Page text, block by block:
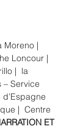
Moreno |
Loncour |
| la
– Service
d’Espagne
| Centre
ET